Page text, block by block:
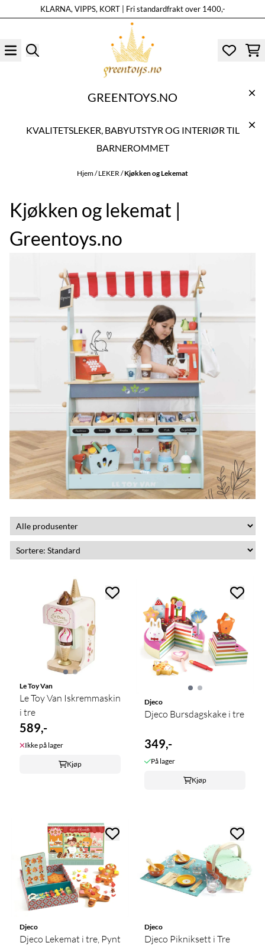
Hopp til innholdKLARNA, VIPPS, KORT | Fri standardfrakt over 1400,-
GREENTOYS.NO
KVALITETSLEKER, BABYUTSTYR OG INTERIØR TIL
BARNEROMMET
Hjem/LEKER /Kjøkken og Lekemat
Kjøkken og lekemat |
Greentoys.no
Le Toy Van
Le Toy Van Iskremmaskin
i tre
589,-
Ikke på lager
Kjøp
Djeco
Djeco Bursdagskake i tre
349,-
På lager
Kjøp
Djeco
Djeco Lekemat i tre, Pynt
Djeco
Djeco Pikniksett i Tre